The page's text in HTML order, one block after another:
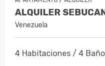
Venezuela
4 Habitaciones / 4